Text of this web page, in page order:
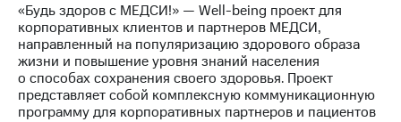
«Будь здоров с МЕДСИ!» — Well-being проект для
корпоративных клиентов и партнеров МЕДСИ,
направленный на популяризацию здорового образа
жизни и повышение уровня знаний населения
о способах сохранения своего здоровья. Проект
представляет собой комплексную коммуникационную
программу для корпоративных партнеров и пациентов